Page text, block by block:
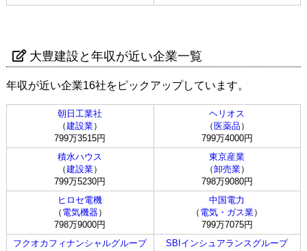
大豊建設と年収が近い企業一覧
年収が近い企業16社をピックアップしています。
朝日工業社
（建設業）
799万3515円
ヘリオス
（ 医薬品 ）
799万4000円
積水ハウス
（建設業）
799万5230円
東京産業
（卸売業）
798万9080円
ヒロセ電機
（ 電気機器）
798万9000円
中国電力
（ 電気・ガス業）
799万7075円
フクオカフィナンシャルグループ
SBIインシュアランスグループ